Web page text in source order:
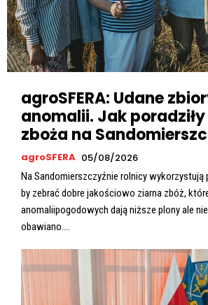
agroSFERA: Udane
anomalii. Jak
zboża na
agroSFERA 05/08/2026
Na Sandomierszczyźnie rolnicy
by zebrać dobre jakościowo ziarna zbóż,
anomaliipogodowych dają niższe plony ale
obawiano....